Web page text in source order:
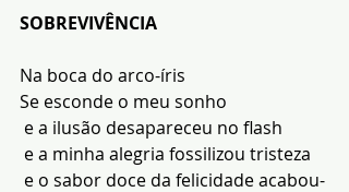
SOBREVIVÊNCIA
Na boca do arco-íris
Se esconde o meu sonho
e a ilusão desapareceu no flash
e a minha alegria fossilizou tristeza